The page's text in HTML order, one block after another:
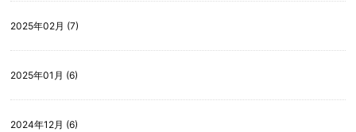
2025年02月 (7)
2025年01月 (6)
2024年12月 (6)